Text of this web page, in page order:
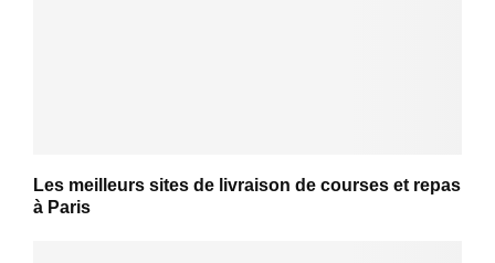
Les meilleurs sites de livraison de courses et repas
à Paris